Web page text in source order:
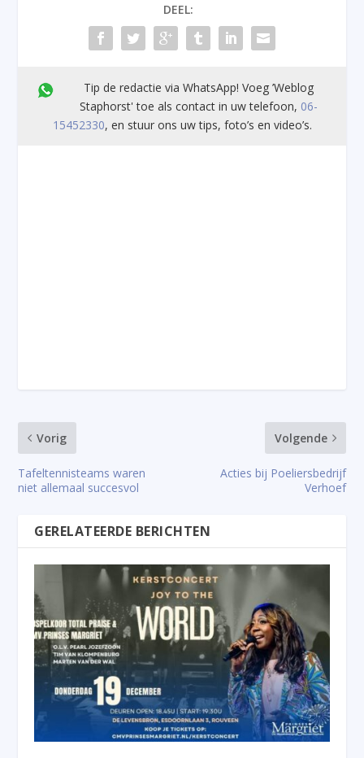
DEEL:
Tip de redactie via WhatsApp! Voeg ’Weblog
Staphorst' toe als contact in uw telefoon, 06-
15452330, en stuur ons uw tips, foto’s en video’s.
Vorig
Tafeltennisteams waren
niet allemaal succesvol
Volgende
Acties bij Poeliersbedrijf
Verhoef
GERELATEERDE BERICHTEN